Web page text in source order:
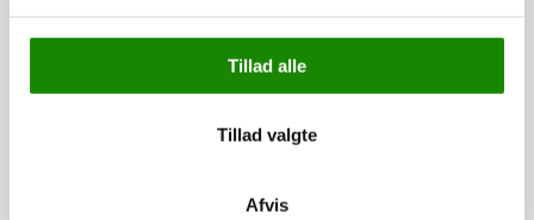
Tillad alle
Tillad valgte
Afvis